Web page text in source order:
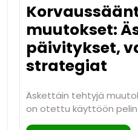
muutokset:
päivitykset,
strategiat
Äskettäin tehtyjä
on otettu käyttöön pelin